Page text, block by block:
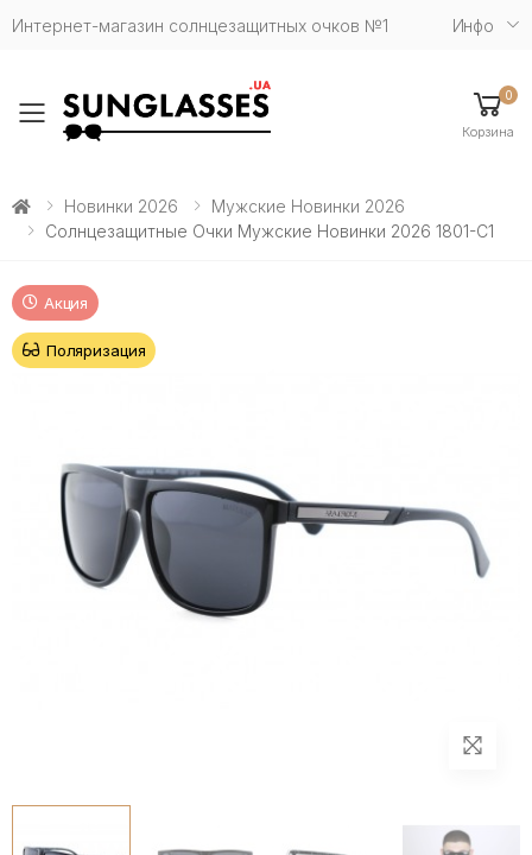
Интернет-магазин солнцезащитных очков №1 Инфо
Toggle mobile menu
0
Корзина
Новинки 2026
Мужские Новинки 2026
Солнцезащитные Очки Мужские Новинки 2026 1801-C1
Акция
Поляризация